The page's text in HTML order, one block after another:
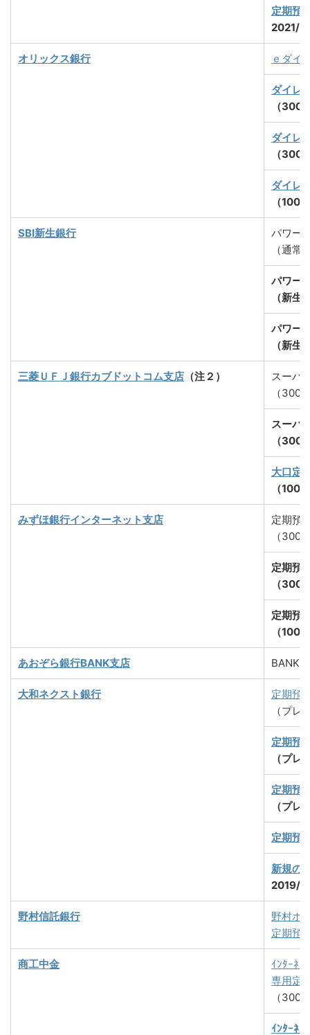
定期預
2021/
オリックス銀行 ｅダイ
ダイレ
（300
ダイレ
（300
ダイレ
（
SBI新生銀行
パワー
（通常
パワー
（新生
パワー
（新生
三菱ＵＦＪ銀行カブドットコム支店 （注２）
スーパ
（300
スーパ
（300
大口定
（
みずほ銀行インターネット支店
定期預
（300
定期預
（300
定期預
（
あおぞら銀行BANK支店 BANK
大和ネクスト銀行
定期預
（プレ
定期預
（プレ
定期預
（プレ
定期預
新規の
2019/
野村信託銀行
野村ホ
定期預
商工中金
ｲﾝﾀｰﾈｯ
専用定
（300
ｲﾝﾀｰﾈｯ